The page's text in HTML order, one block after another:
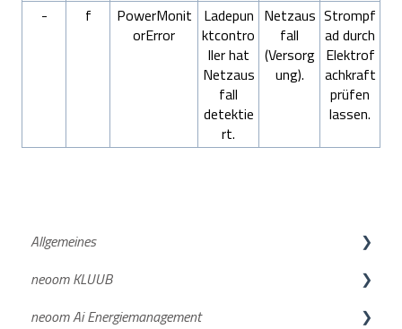
-
f
PowerMonit
orError
Ladepun
ktcontro
ller hat
Netzaus
fall
detektie
rt.
Netzaus
fall
(Versorg
ung).
Strompf
ad durch
Elektrof
achkraft
prüfen
lassen.
Allgemeines
neoom APP
Netzanmeldung
neoom KLUUB
Suche deiner Energiegemeinschaft
neoom Ai Energiemanagement